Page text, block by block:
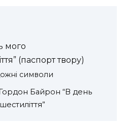
мого
(паспорт твору)
символи
Байрон “В день